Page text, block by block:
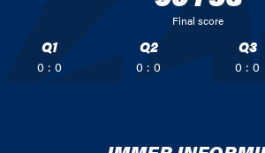
Final score
Q1
0 : 0
Q2
0 : 0
Q3
0 : 0